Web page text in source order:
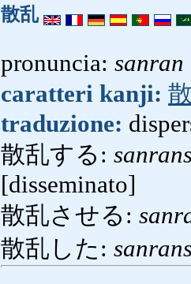
散乱
pronuncia: sanran
caratteri kanji:
traduzione:
散乱する:
[disseminato]
散乱させる:
散乱した: